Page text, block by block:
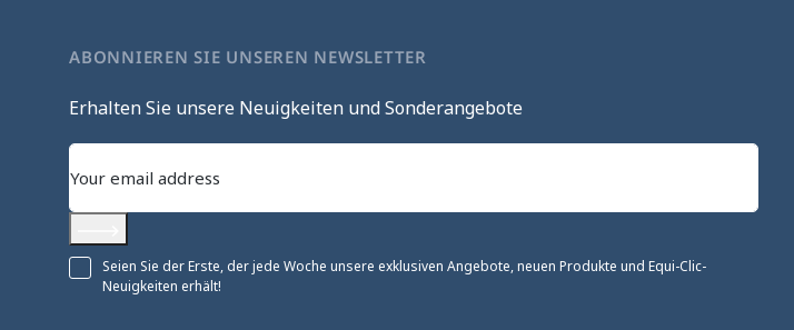
ABONNIEREN SIE UNSEREN NEWSLETTER
Erhalten Sie unsere Neuigkeiten und Sonderangebote
Abonnieren
Seien Sie der Erste, der jede Woche unsere exklusiven Angebote, neuen Produkte und Equi-Clic-
Neuigkeiten erhält!